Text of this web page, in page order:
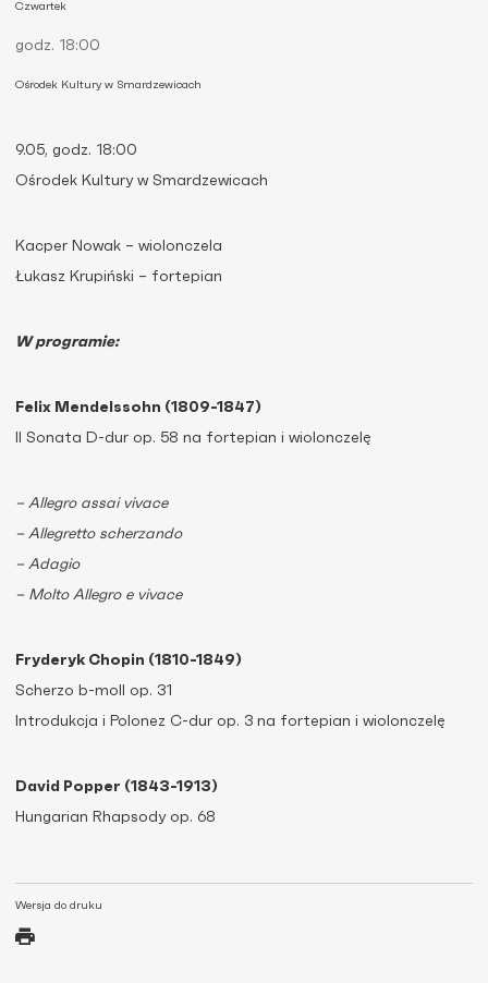
Wersja do druku
9.05, godz. 18:00
Ośrodek Kultury w Smardzewicach
Kacper Nowak – wiolonczela
Łukasz Krupiński – fortepian
W programie:
Felix Mendelssohn (1809-1847)
II Sonata D-dur op. 58 na fortepian i wiolonczelę
– Allegro assai vivace
– Allegretto scherzando
– Adagio
– Molto Allegro e vivace
Fryderyk Chopin (1810-1849)
Scherzo b-moll op. 31
Introdukcja i Polonez C-dur op. 3 na fortepian i wiolonczelę
David Popper (1843-1913)
Hungarian Rhapsody op. 68
Czwartek
godz. 18:00
Ośrodek Kultury w Smardzewicach